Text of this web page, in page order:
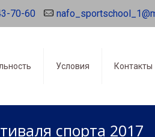
70-60
Условия Контакты
спорта 2017